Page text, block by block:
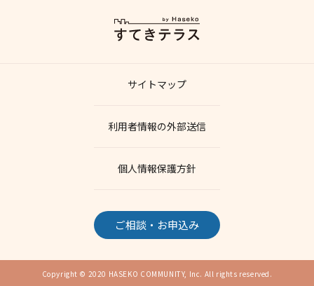
サイトマップ
利用者情報の外部送信
個人情報保護方針
ご相談・お申込み
Copyright © 2020 HASEKO COMMUNITY, Inc. All rights reserved.